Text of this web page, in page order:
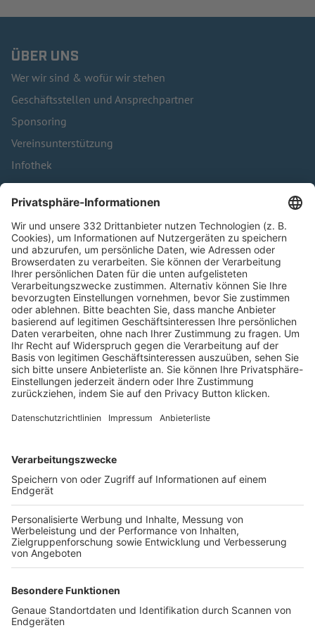
ÜBER UNS
Wer wir sind & wofür wir stehen
Geschäftsstellen und Ansprechpartner
Sponsoring
Vereinsunterstützung
Infothek
Kontakt
HÄUFIG BESUCHTE SEITEN
Pässe und Vereinswechsel
Trainerausbildung
Schulungsangebot Vereinsmitarbeiter
BFV-Geschäftsstellen
Trainerbörse
Login SpielPlus
FOLGE DEM BFV
TOP-VEREINE
TOP-PARTNER